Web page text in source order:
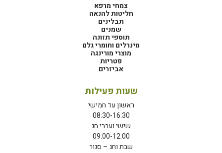
צמחי מרפא
חליטות להנאה
תבלינים
שמנים
תוספי תזונה
מינרלים וחומרי גלם
מוצרי מורינגה
פטריות
אביזרים
שעות פעילות
ראשון עד חמישי
08:30-16:30
שישי וערבי חג
09:00-12:00
שבת וחג – סגור